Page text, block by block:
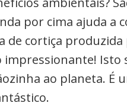
por cima ajuda a
de cortiça produzida
impressionante! Isto
ao planeta. É